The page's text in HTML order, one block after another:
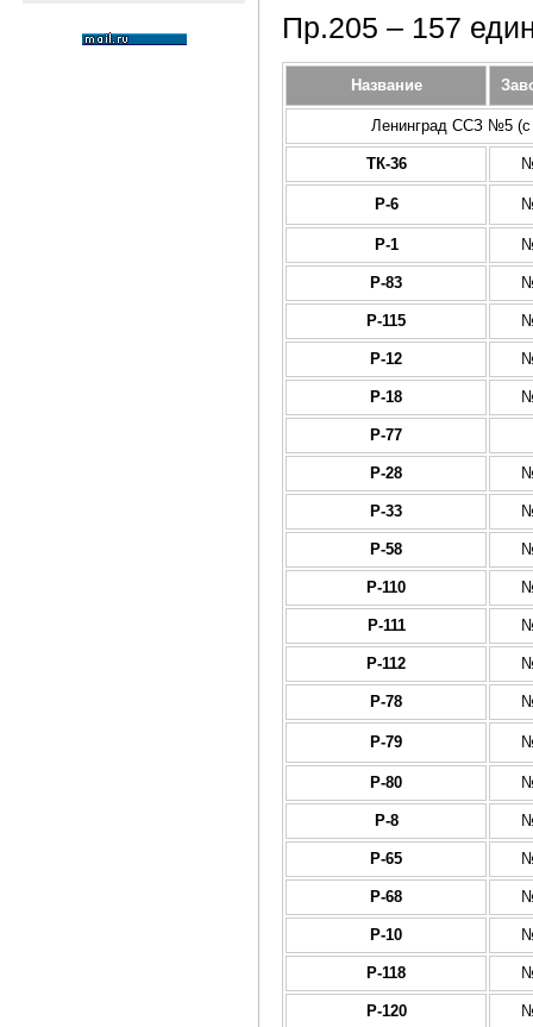
Пр.205 – 157
Название
Ленинград ССЗ №5 (с
ТК-36
Р-6
Р-1
Р-83
Р-115
Р-12
Р-18
Р-77
Р-28
Р-33
Р-58
Р-110
Р-111
Р-112
Р-78
Р-79
Р-80
Р-8
Р-65
Р-68
Р-10
Р-118
Р-120